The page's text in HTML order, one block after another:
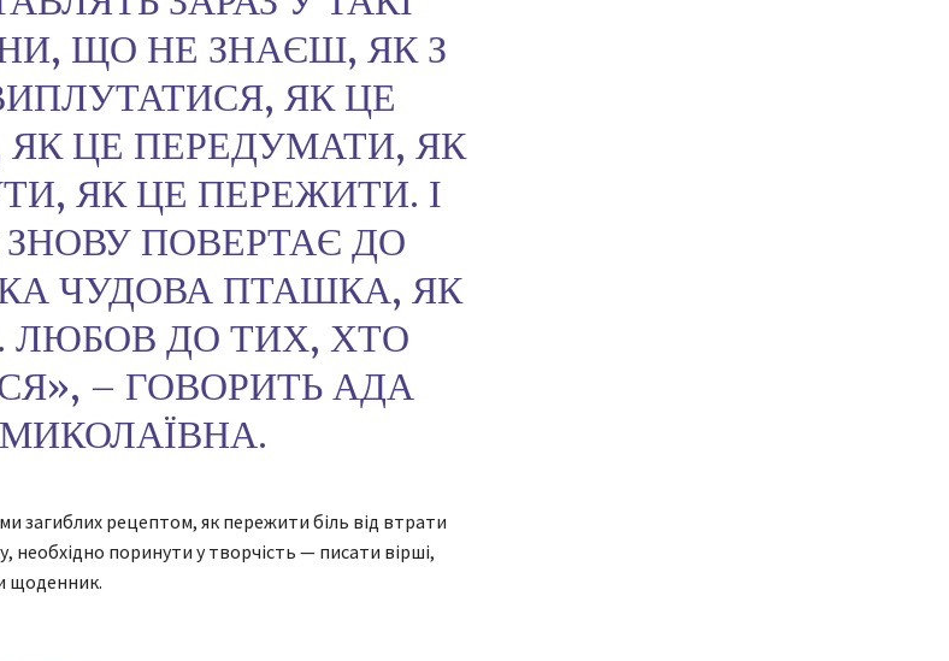
ЩО НЕ ЗНАЄШ, ЯК З
ЯК ЦЕ
ЯК ЦЕ ПЕРЕДУМАТИ, ЯК
ЯК ЦЕ ПЕРЕЖИТИ. І
ЗНОВУ ПОВЕРТАЄ ДО
ЧУДОВА ПТАШКА, ЯК
ЛЮБОВ ДО ТИХ, ХТО
– ГОВОРИТЬ АДА
МИКОЛАЇВНА.
загиблих рецептом, як пережити біль від втрати
необхідно поринути у творчість — писати вірші,
щоденник.